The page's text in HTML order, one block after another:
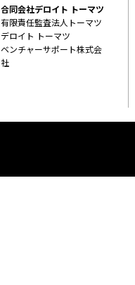
合同会社デロイト トーマツ
有限責任監査法人トーマツ
デロイト トーマツ
ベンチャーサポート株式会
社